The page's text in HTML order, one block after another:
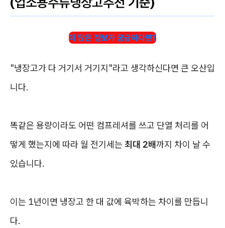
더 많은 정보가 궁금하다면?
"냉장고가 다 거기서 거기지"라고 생각하신다면 큰 오산입
니다.
똑같은 용량이라도 어떤 컴프레셔를 쓰고 단열 처리를 어
떻게 했는지에 따라 월 전기세는 최대 2배까지 차이 날 수
있습니다.
이는 1년이면 냉장고 한 대 값에 육박하는 차이를 만듭니
다.